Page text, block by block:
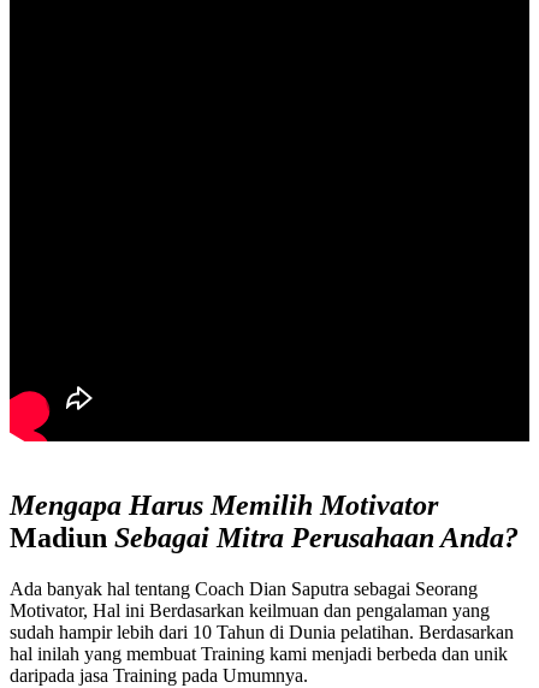
Mengapa Harus MemilihMotivator
Madiun Sebagai Mitra Perusahaan Anda?
Ada banyak hal tentang Coach Dian Saputra sebagai Seorang
Motivator, Hal ini Berdasarkan keilmuan dan pengalaman yang
sudah hampir lebih dari 10 Tahun di Dunia pelatihan. Berdasarkan
hal inilah yang membuat Training kami menjadi berbeda dan unik
daripada jasa Training pada Umumnya.